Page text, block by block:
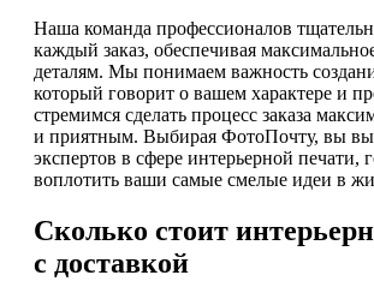
Наша команда профессионалов
каждый заказ, обеспечивая
деталям. Мы понимаем важность
который говорит о вашем характере и
стремимся сделать процесс заказа
и приятным. Выбирая ФотоПочту, вы
экспертов в сфере интерьерной печати,
воплотить ваши самые смелые идеи в
Сколько стоит
с доставкой